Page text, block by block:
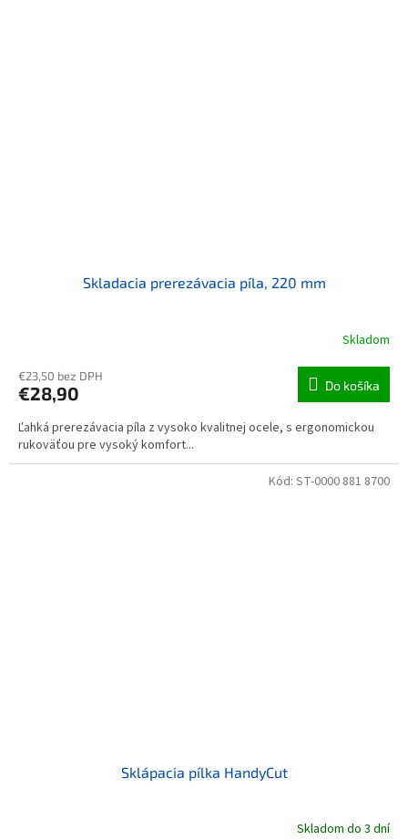
Skladacia prerezávacia píla, 220 mm
Skladom
€23,50 bez DPH
€28,90 Do košíka
Ľahká prerezávacia píla z vysoko kvalitnej ocele, s ergonomickou
rukoväťou pre vysoký komfort...
Sklápacia pílka HandyCut
Skladom do 3 dní
Kód: ST-0000 881 8700